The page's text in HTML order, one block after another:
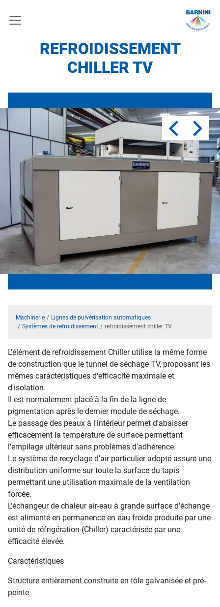
REFROIDISSEMENT
CHILLER TV
Machinerie
Lignes de pulvérisation automatiques
Systèmes de refroidissement
refroidissement chiller TV
L'élément de refroidissement Chiller utilise la même forme
de construction que le tunnel de séchage TV, proposant les
mêmes caractéristiques d'efficacité maximale et
d'isolation.
Il est normalement placé à la fin de la ligne de
pigmentation après le dernier module de séchage.
Le passage des peaux à l'intérieur permet d'abaisser
efficacement la température de surface permettant
l'empilage ultérieur sans problèmes d'adhérence.
Le système de recyclage d'air particulier adopté assure une
distribution uniforme sur toute la surface du tapis
permettant une utilisation maximale de la ventilation
forcée.
L'échangeur de chaleur air-eau à grande surface d'échange
est alimenté en permanence en eau froide produite par une
unité de réfrigération (Chiller) caractérisée par une
efficacité élevée.
Caractéristiques
Structure entièrement construite en tôle galvanisée et pré-
peinte